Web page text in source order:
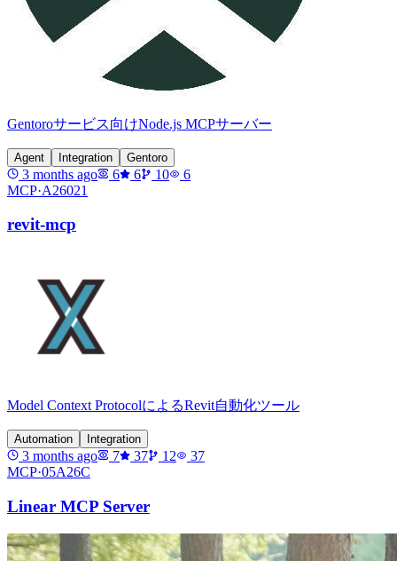
Gentoroサービス向けNode.js MCPサーバー
Agent Integration Gentoro
3 months ago 6 6 10
6
MCP·A26021
revit-mcp
Model Context ProtocolによるRevit自動化ツール
Automation Integration
3 months ago 7 37 12
37
MCP·05A26C
Linear MCP Server